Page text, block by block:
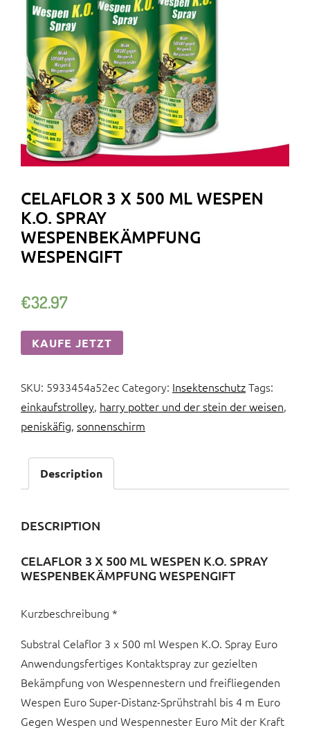
CELAFLOR 3 X 500 ML WESPEN
K.O. SPRAY
WESPENBEKÄMPFUNG
WESPENGIFT
€32.97
KAUFE JETZT
SKU: 5933454a52ec Category: InsektenschutzTags:
einkaufstrolley, harry potter und der stein der weisen,
peniskäfig, sonnenschirm
Description
DESCRIPTION
CELAFLOR 3 X 500 ML WESPEN K.O. SPRAY
WESPENBEKÄMPFUNG WESPENGIFT
Kurzbeschreibung *
Substral Celaflor 3 x 500 ml Wespen K.O. Spray Euro
Anwendungsfertiges Kontaktspray zur gezielten
Bekämpfung von Wespennestern und freifliegenden
Wespen Euro Super-Distanz-Sprühstrahl bis 4 m Euro
Gegen Wespen und Wespennester Euro Mit der Kraft